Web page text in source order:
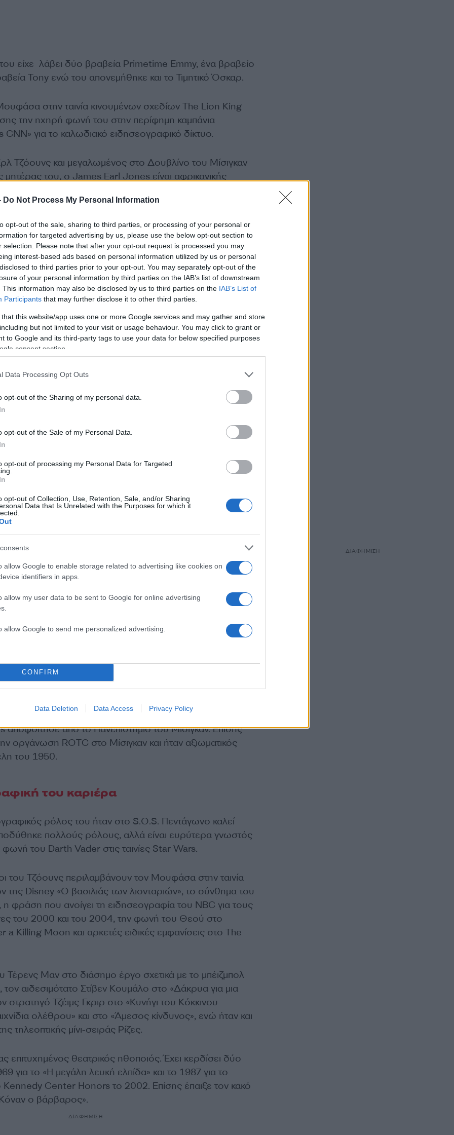
Do Not Process My Personal Information
opt-out of the sale, sharing to third parties, or processing of your personal or
for targeted advertising by us, please use the below opt-out section to
selection. Please note that after your opt-out request is processed you may
interest-based ads based on personal information utilized by us or personal
to third parties prior to your opt-out. You may separately opt-out of the
of your personal information by third parties on the IAB’s list of downstream
This information may also be disclosed by us to third parties on the IAB’s List of
Participants that may further disclose it to other third parties.
that this website/app uses one or more Google services and may gather and store
but not limited to your visit or usage behaviour. You may click to grant or
to Google and its third-party tags to use your data for below specified purposes
consent section.
Data Processing Opt Outs
opt-out of the Sharing of my personal data.
opt-out of the Sale of my Personal Data.
opt-out of processing my Personal Data for Targeted
opt-out of Collection, Use, Retention, Sale, and/or Sharing
Data that Is Unrelated with the Purposes for which it
allow Google to enable storage related to advertising like cookies on
identifiers in apps.
allow my user data to be sent to Google for online advertising
allow Google to send me personalized advertising.
CONFIRM
Data Deletion Data Access Privacy Policy
είχε λάβει δύο βραβεία Primetime Emmy, ένα βραβείο
Tony ενώ του απονεμήθηκε και το Τιμητικό Όσκαρ.
στην ταινία κινουμένων σχεδίων The Lion King
την ηχηρή φωνή του στην περίφημη καμπάνια
για το καλωδιακό ειδησεογραφικό δίκτυο.
Τζόουνς και μεγαλωμένος στο Δουβλίνο του Μίσιγκαν
μητέρας του, ο James Earl Jones είναι αφρικανικής
στην ηλικία των 5, όπου εκδήλωσε ένα τραύλισμα
στο σημείο να αρνείται να μιλήσει. Παρέμεινε
για 8 χρόνια ώσπου έφτασε στο γυμνάσιο. Ο James Earl
ένα χάρισμα να γράφει ποιήματα βοηθώντας τον να
Earl Jones έλεγε: «Ήμουν μουγκός. Δεν μπορούσα
χρονιά στο σχολείο ήταν η πρώτη βουβή χρόνια, και
ώσπου έφτασα στο Γυμνάσιο».
από το Πανεπιστήμιο του Μίσιγκαν. Επίσης
οργάνωση ROTC στο Μίσιγκαν και ήταν αξιωματικός
του 1950.
του καριέρα
ρόλος του ήταν στο S.O.S. Πεντάγωνο καλεί
πολλούς ρόλους, αλλά είναι ευρύτερα γνωστός
φωνή του Darth Vader στις ταινίες Star Wars.
του Τζόουνς περιλαμβάνουν τον Μουφάσα στην ταινία
της Disney «Ο βασιλιάς των λιονταριών», το σύνθημα του
φράση που ανοίγει τη ειδησεογραφία του NBC για τους
του 2000 και του 2004, την φωνή του Θεού στο
a Killing Moon και αρκετές ειδικές εμφανίσεις στο The
Τέρενς Μαν στο διάσημο έργο σχετικά με το μπέιζμπολ
αιδεσιμότατο Στίβεν Κουμάλο στο «Δάκρυα για μια
στρατηγό Τζέιμς Γκριρ στο «Κυνήγι του Κόκκινου
ολέθρου» και στο «Άμεσος κίνδυνος», ενώ ήταν και
τηλεοπτικής μίνι-σειράς Ρίζες.
επιτυχημένος θεατρικός ηθοποιός. Έχει κερδίσει δύο
για το «Η μεγάλη λευκή ελπίδα» και το 1987 για το
Kennedy Center Honors το 2002. Επίσης έπαιξε τον κακό
ο βάρβαρος».
ΔΙΑΦΗΜΙΣΗ
ΔΙΑΦΗΜΙΣΗ